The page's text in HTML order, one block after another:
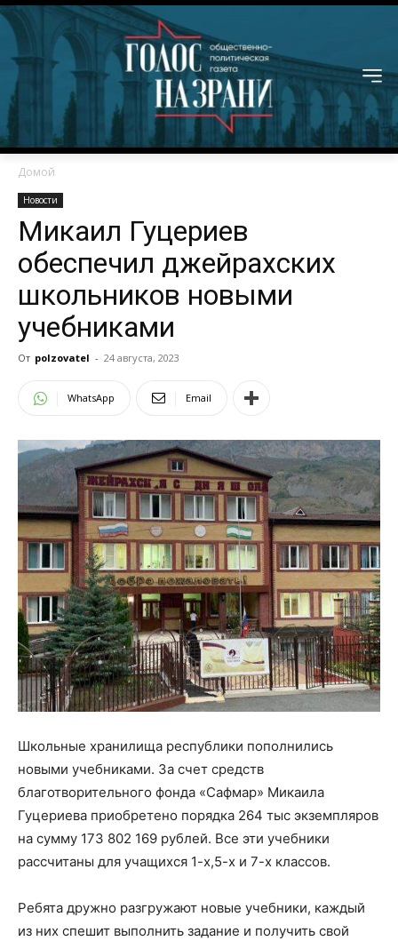
Домой
Новости
Микаил Гуцериев
обеспечил джейрахских
школьников новыми
учебниками
От polzovatel - 24 августа, 2023
WhatsApp Email
Школьные хранилища республики пополнились
новыми учебниками. За счет средств
благотворительного фонда «Сафмар» Микаила
Гуцериева приобретено порядка 264 тыс экземпляров
на сумму 173 802 169 рублей. Все эти учебники
рассчитаны для учащихся 1-х,5-х и 7-х классов.
Ребята дружно разгружают новые учебники, каждый
из них спешит выполнить задание и получить свой